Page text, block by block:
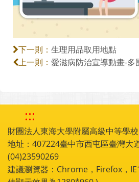
下一則： 生理用品取用地點
上一則： 愛滋病防治宣導動畫-多
:::
財團法人東海大學附屬高級中等學校
地址：407224臺中市西屯區臺灣大
(04)23590269
建議瀏覽器：Chrome，Firefox，